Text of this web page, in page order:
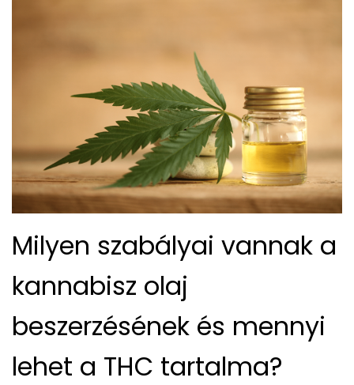
Milyen szabályai vannak a
kannabisz olaj
beszerzésének és mennyi
lehet a THC tartalma?